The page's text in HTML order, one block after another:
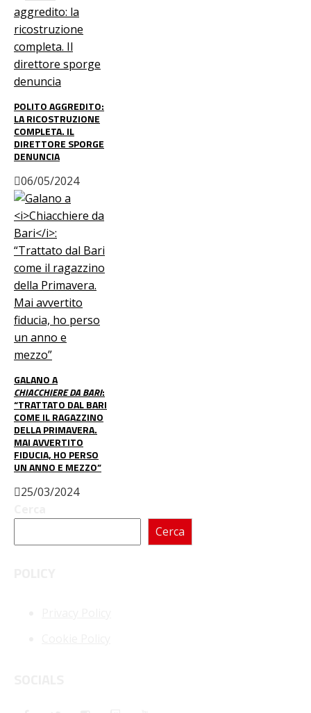
POLITO AGGREDITO:
LA RICOSTRUZIONE
COMPLETA. IL
DIRETTORE SPORGE
DENUNCIA
06/05/2024
GALANO A
CHIACCHIERE DA BARI:
“TRATTATO DAL BARI
COME IL RAGAZZINO
DELLA PRIMAVERA.
MAI AVVERTITO
FIDUCIA, HO PERSO
UN ANNO E MEZZO”
25/03/2024
Cerca